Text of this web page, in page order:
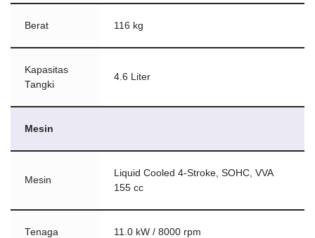
Berat 116 kg
Kapasitas
Tangki
4.6 Liter
Mesin
Mesin
Liquid Cooled 4-Stroke, SOHC, VVA
155 cc
Tenaga 11.0 kW / 8000 rpm